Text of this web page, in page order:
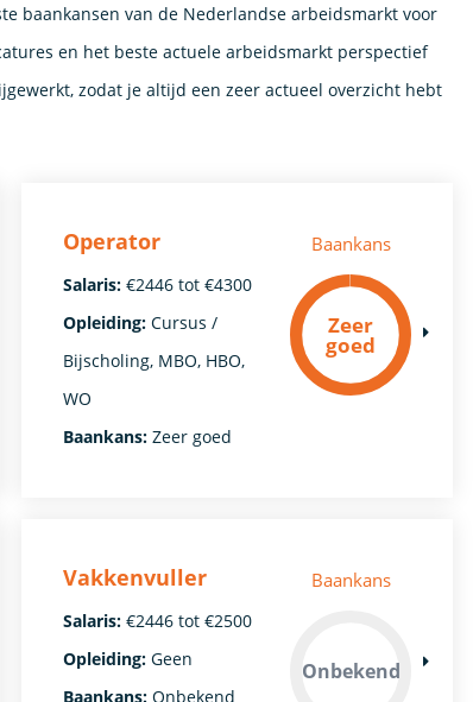
baankansen van de Nederlandse arbeidsmarkt voor
en het beste actuele arbeidsmarkt perspectief
zodat je altijd een zeer actueel overzicht hebt
Operator
Salaris: €2446 tot €4300
Opleiding: Cursus /
Bijscholing, MBO, HBO,
WO
Baankans: Zeer goed
Baankans
Zeer
goed
Vakkenvuller
Salaris: €2446 tot €2500
Opleiding: Geen
Baankans: Onbekend
Baankans
Onbekend